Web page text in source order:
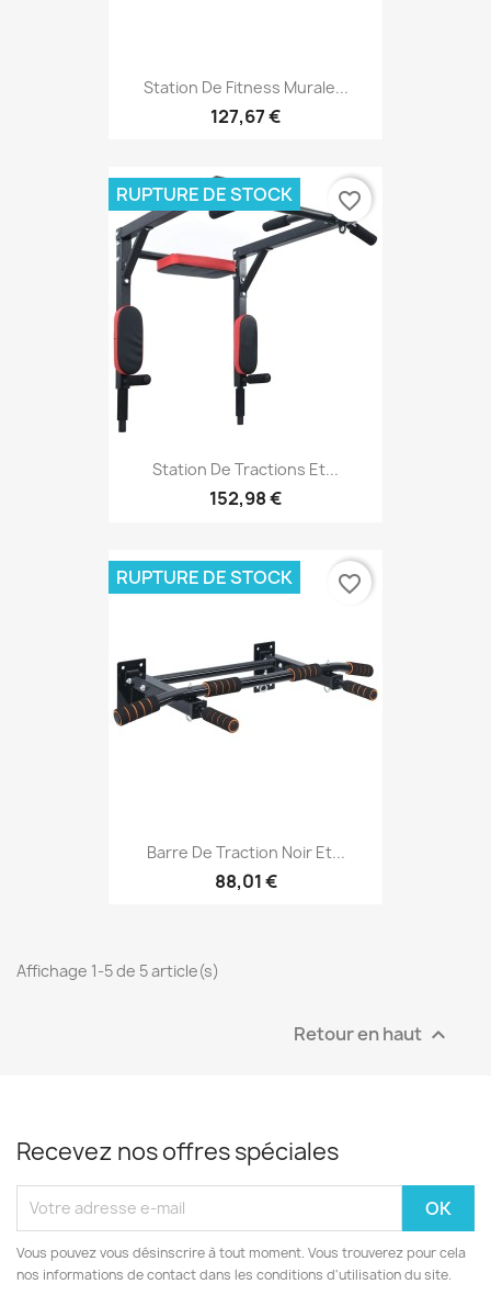
Station De Fitness Murale...
127,67 €
Station De Tractions Et...
152,98 €
RUPTURE DE STOCK favorite_border
Barre De Traction Noir Et...
88,01 €
RUPTURE DE STOCK favorite_border
Affichage 1-5 de 5 article(s)
Retour en haut 
Recevez nos offres spéciales
Vous pouvez vous désinscrire à tout moment. Vous trouverez pour cela
nos informations de contact dans les conditions d'utilisation du site.